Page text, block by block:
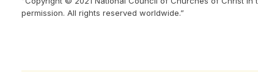
permission. All rights reserved worldwide.”